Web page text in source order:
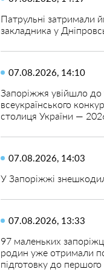
Патрульні затримали
закладника у
07.08.2026, 14:10
Запоріжжя увійшло до
всеукраїнського
столиця України —
07.08.2026, 14:03
У Запоріжжі
07.08.2026, 13:33
97 маленьких
родин уже отримали
підготовку до першого